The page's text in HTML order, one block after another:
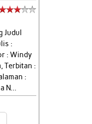
Judul
:
: Windy
Terbitan :
:
N...